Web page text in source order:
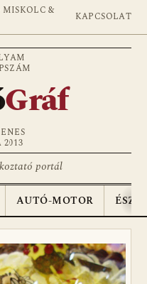
MISKOLC &
KAPCSOLAT
Gráf
portál
AUTÓ-MOTOR